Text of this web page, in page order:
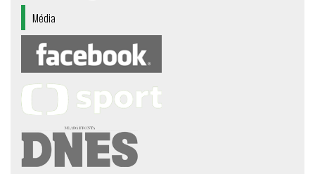
Média